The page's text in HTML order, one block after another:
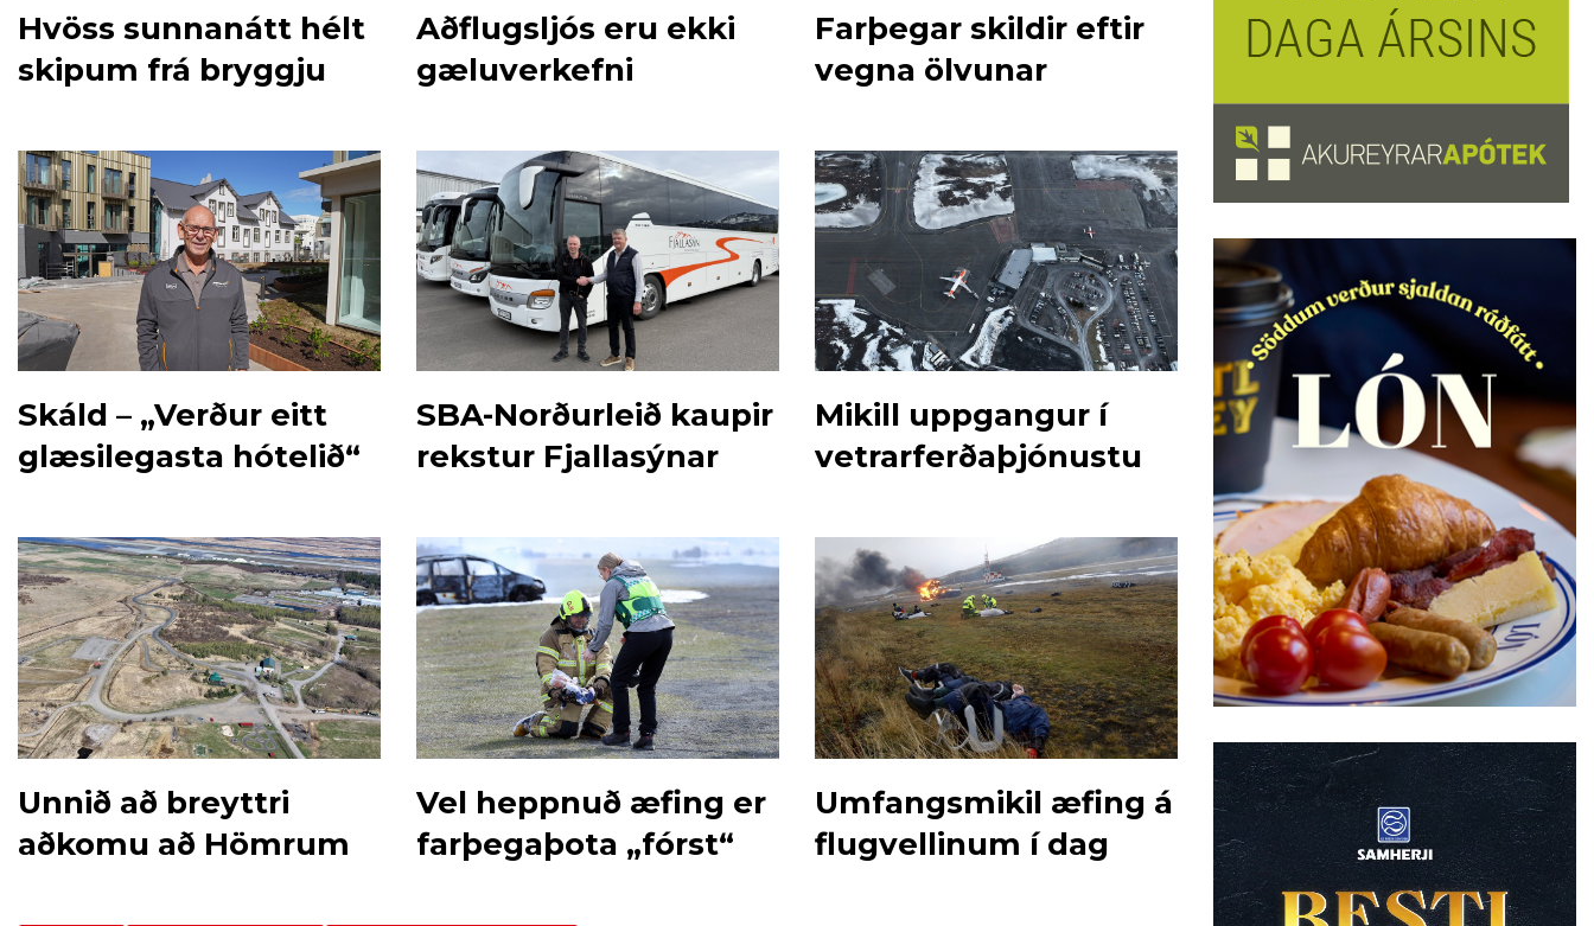
Hvöss sunnanátt hélt
skipum frá bryggju
Aðflugsljós eru ekki
gæluverkefni
Farþegar skildir eftir
vegna ölvunar
Skáld – „Verður eitt
glæsilegasta hótelið“
SBA-Norðurleið kaupir
rekstur Fjallasýnar
Mikill uppgangur í
vetrarferðaþjónustu
Unnið að breyttri
aðkomu að Hömrum
Vel heppnuð æfing er
farþegaþota „fórst“
Umfangsmikil æfing á
flugvellinum í dag